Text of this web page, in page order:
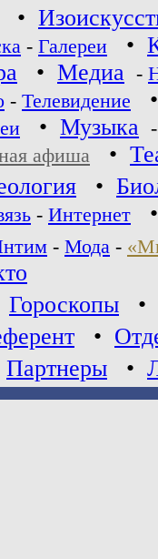
•
- Галереи •
• Медиа -
- Телевидение
• Музыка
афиша •
•
- Интернет
- Мода -
Гороскопы •
•
Партнеры •